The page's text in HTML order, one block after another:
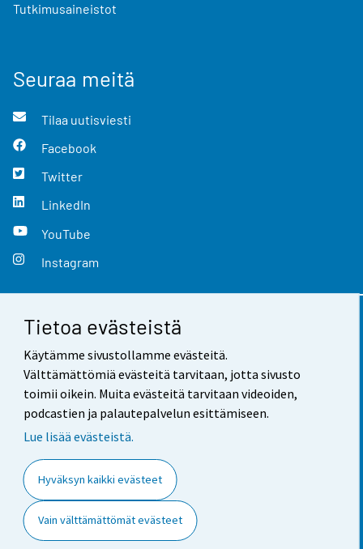
Tietoa evästeistä
Käytämme sivustollamme evästeitä.
Välttämättömiä evästeitä tarvitaan, jotta sivusto
toimii oikein. Muita evästeitä tarvitaan videoiden,
podcastien ja palautepalvelun esittämiseen.
Lue lisää evästeistä.
Hyväksyn kaikki evästeet
Vain välttämättömät evästeet
Tutkimusaineistot
Seuraa meitä
Tilaa uutisviesti
Facebook
Twitter
LinkedIn
YouTube
Instagram
Yhteystiedot
Palaute
Käyttöehdot
Saavutettavuus
Tietoa sivustosta
Evästeasetukset